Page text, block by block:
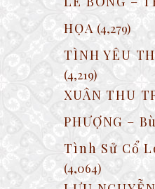
HỌA (4,279)
TÌNH YÊU
(4,219)
XUÂN THU
PHƯỢNG –
Tình Sử Cổ
(4,064)